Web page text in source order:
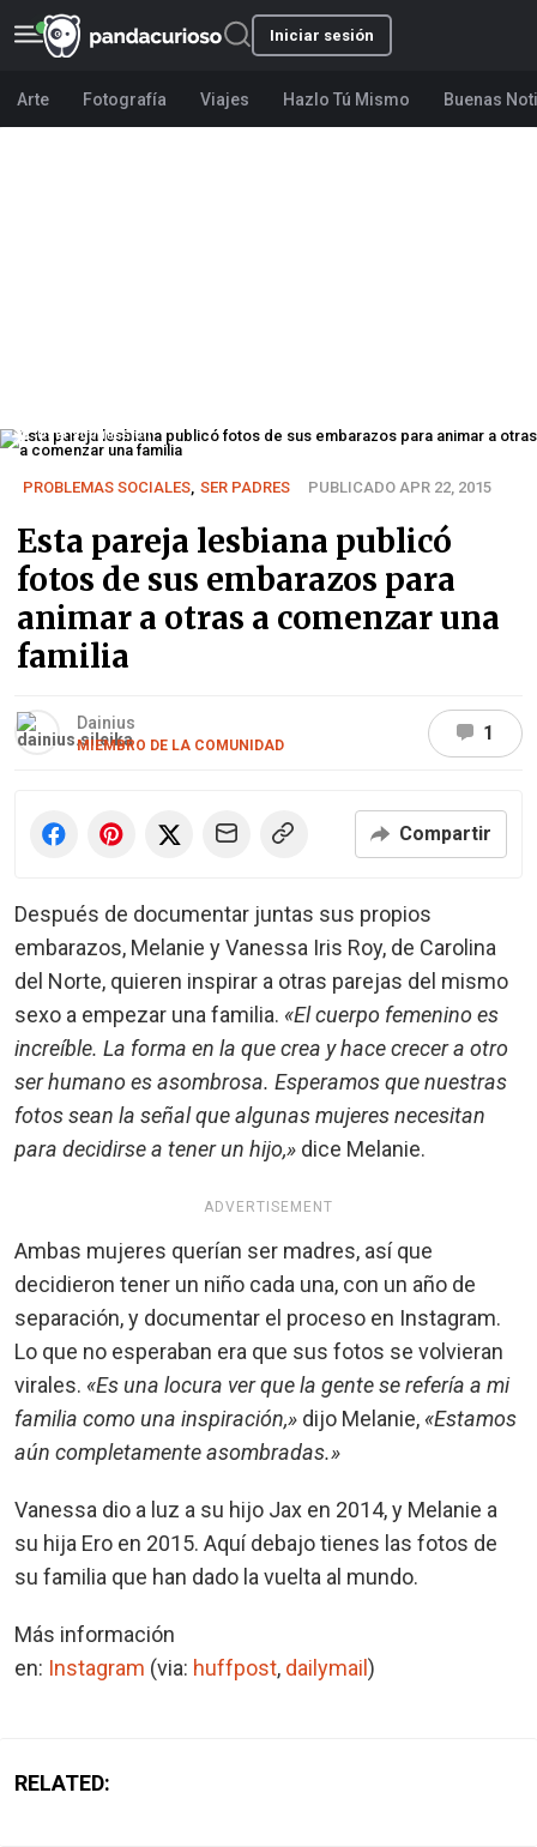
Iniciar sesión
Arte Fotografía Viajes Hazlo Tú Mismo Buenas
User submission
PROBLEMAS SOCIALES, SER PADRES PUBLICADO APR 22, 2015
Esta pareja lesbiana publicó
fotos de sus embarazos para
animar a otras a comenzar una
familia
Dainius
MIEMBRO DE LA COMUNIDAD
1
Compartir
Después de documentar juntas sus propios
embarazos, Melanie y Vanessa Iris Roy, de Carolina
del Norte, quieren inspirar a otras parejas del mismo
sexo a empezar una familia. «El cuerpo femenino es
increíble. La forma en la que crea y hace crecer a otro
ser humano es asombrosa. Esperamos que nuestras
fotos sean la señal que algunas mujeres necesitan
para decidirse a tener un hijo,» dice Melanie.
ADVERTISEMENT
Ambas mujeres querían ser madres, así que
decidieron tener un niño cada una, con un año de
separación, y documentar el proceso en Instagram.
Lo que no esperaban era que sus fotos se volvieran
virales. «Es una locura ver que la gente se refería a mi
familia como una inspiración,» dijo Melanie, «Estamos
aún completamente asombradas.»
Vanessa dio a luz a su hijo Jax en 2014, y Melanie a
su hija Ero en 2015. Aquí debajo tienes las fotos de
su familia que han dado la vuelta al mundo.
Más información
en: Instagram (via: huffpost, dailymail )
RELATED: